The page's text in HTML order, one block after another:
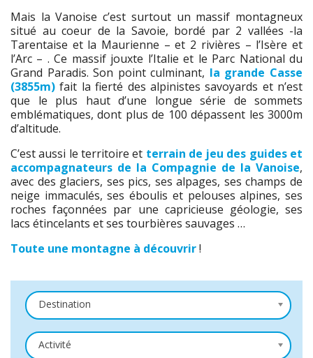
Mais la Vanoise c’est surtout un massif montagneux
situé au coeur de la Savoie, bordé par 2 vallées -la
Tarentaise et la Maurienne – et 2 rivières – l’Isère et
l’Arc – . Ce massif jouxte l’Italie et le Parc National du
Grand Paradis. Son point culminant, la grande Casse
(3855m) fait la fierté des alpinistes savoyards et n’est
que le plus haut d’une longue série de sommets
emblématiques, dont plus de 100 dépassent les 3000m
d’altitude.
C’est aussi le territoire et terrain de jeu des guides et
accompagnateurs de la Compagnie de la Vanoise,
avec des glaciers, ses pics, ses alpages, ses champs de
neige immaculés, ses éboulis et pelouses alpines, ses
roches façonnées par une capricieuse géologie, ses
lacs étincelants et ses tourbières sauvages …
Toute une montagne à découvrir!
Destination
Activité